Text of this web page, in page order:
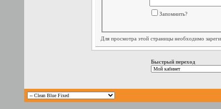
Запомнить?
Для просмотра этой страницы необходимо
Быстрый переход